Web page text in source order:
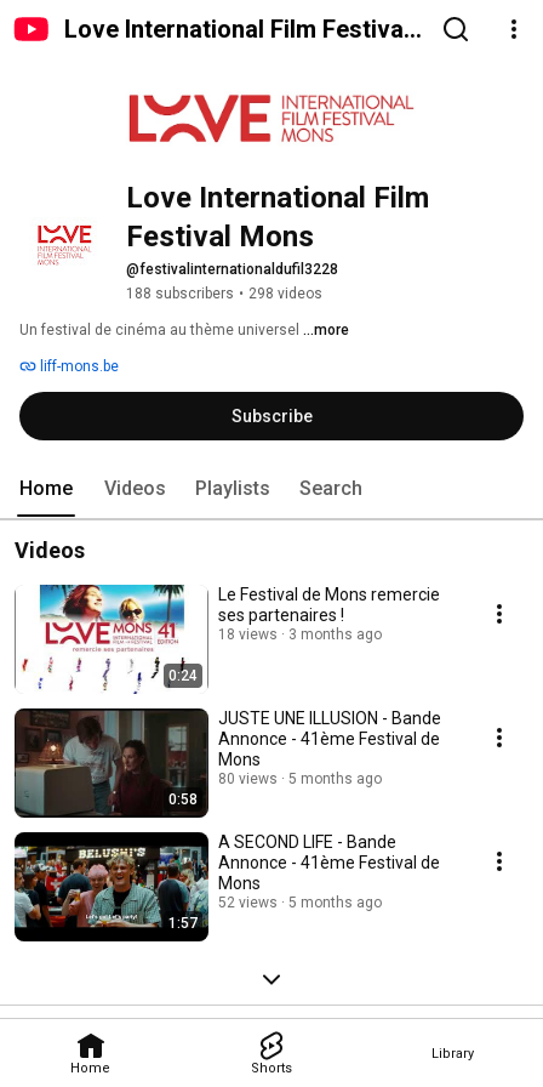
Love International Film Festival
Home Shorts
Library
Love International Film
Festival Mons
@festivalinternationaldufil3228
188 subscribers • 298 videos
Un festival de cinéma au thème universel ...more
liff-mons.be
Subscribe
Home Videos Playlists Search
Videos
0:24
Le Festival de Mons remercie
ses partenaires !
18 views 3 months ago
0:58
JUSTE UNE ILLUSION - Bande
Annonce - 41ème Festival de
Mons
80 views 5 months ago
1:57
A SECOND LIFE - Bande
Annonce - 41ème Festival de
Mons
52 views 5 months ago